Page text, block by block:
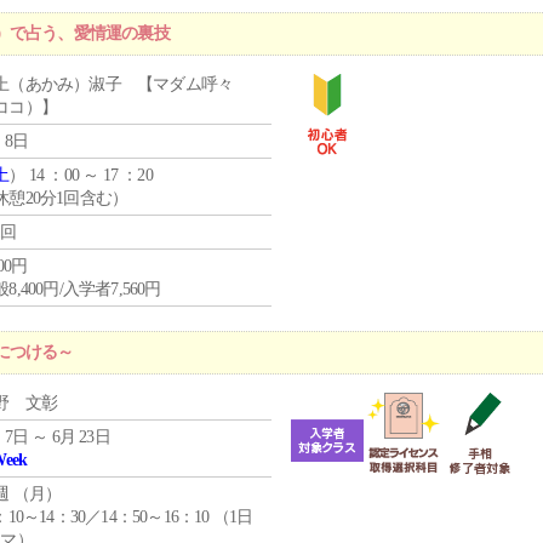
で占う、愛情運の裏技
（あかみ）淑子 【マダム呼々
コ）】
8日
） 14 ：00 ～ 17 ：20
憩20分1回含む）
円
8,400円/入学者7,560円
つける～
文彰
7日 ～ 6月 23日
（ 月 ）
10～14：30／14：50～16：10 （1日